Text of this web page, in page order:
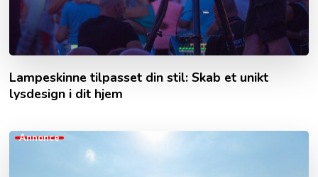
Lampeskinne tilpasset din stil: Skab et unikt
lysdesign i dit hjem
Annonce